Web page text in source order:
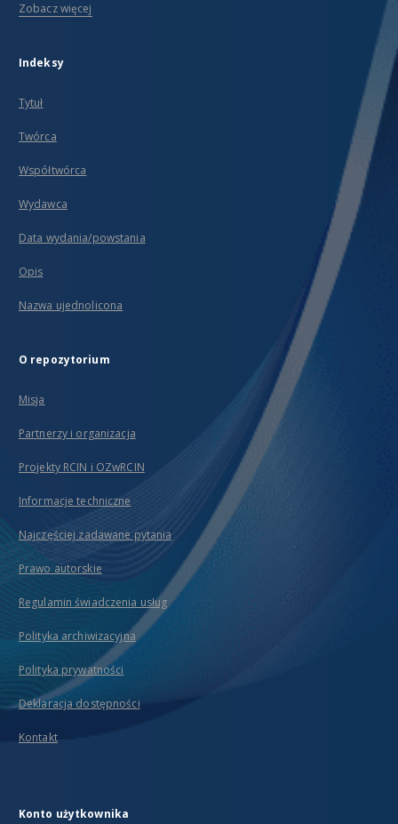
Zobacz więcej
Indeksy
Tytuł
Twórca
Współtwórca
Wydawca
Data wydania/powstania
Opis
Nazwa ujednolicona
O repozytorium
Misja
Partnerzy i organizacja
Projekty RCIN i OZwRCIN
Informacje techniczne
Najczęściej zadawane pytania
Prawo autorskie
Regulamin świadczenia usług
Polityka archiwizacyjna
Polityka prywatności
Deklaracja dostępności
Kontakt
Konto użytkownika